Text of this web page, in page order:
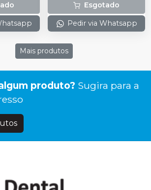
Esgotado
Pedir via Whatsapp
Mais produtos
produto? Sugira para a